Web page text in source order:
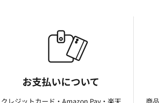
お支払いについて
クレジットカード・Amazon Pay・楽天
商